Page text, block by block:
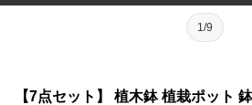
1/9
【7点セット】 植木鉢 植栽ポット